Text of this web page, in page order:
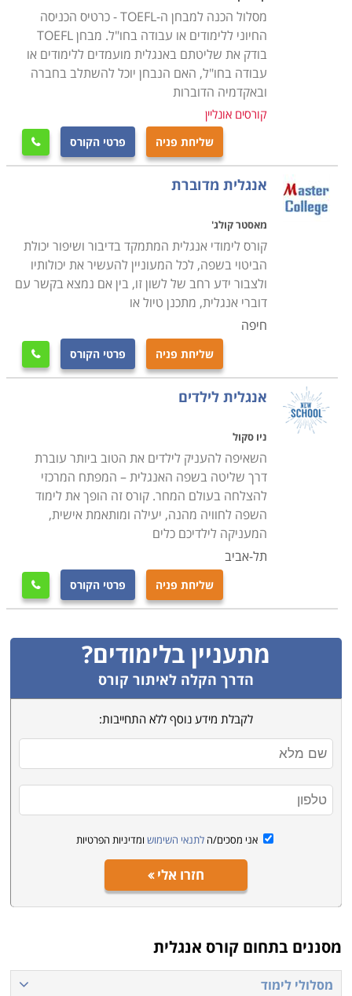
מסלול הכנה למבחן ה-TOEFL - כרטיס הכניסה
החיוני ללימודים או עבודה בחו"ל. מבחן TOEFL
בודק את שליטתם באנגלית מועמדים ללימודים או
עבודה בחו"ל, האם הנבחן יוכל להשתלב בחברה
ובאקדמיה הדוברות
קורסים אונליין
שליחת פניה פרטי הקורס 
אנגלית מדוברת
מאסטר קולג'
קורס לימודי אנגלית המתמקד בדיבור ושיפור יכולת
הביטוי בשפה, לכל המעוניין להעשיר את יכולותיו
ולצבור ידע רחב של לשון זו, בין אם נמצא בקשר עם
דוברי אנגלית, מתכנן טיול או
חיפה
שליחת פניה פרטי הקורס 
אנגלית לילדים
ניו סקול
השאיפה להעניק לילדים את הטוב ביותר עוברת
דרך שליטה בשפה האנגלית – המפתח המרכזי
להצלחה בעולם המחר. קורס זה הופך את לימוד
השפה לחוויה מהנה, יעילה ומותאמת אישית,
המעניקה לילדיכם כלים
תל-אביב
שליחת פניה פרטי הקורס 
מתעניין בלימודים?
הדרך הקלה לאיתור קורס
לקבלת מידע נוסף ללא התחייבות:
אני מסכים/ה לתנאי השימוש ומדיניות הפרטיות
חזרו אלי
מסננים בתחום קורס אנגלית
מסלולי לימוד